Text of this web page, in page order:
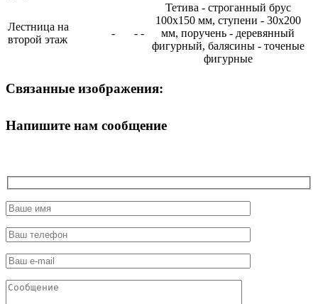
Лестница на
второй этаж
- - -
Тетива - строганный брус
100х150 мм, ступени - 30х200
мм, поручень - деревянный
фигурный, балясины - точеные
фигурные
Связанные изображения:
Напишите нам сообщение